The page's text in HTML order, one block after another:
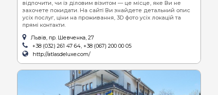
відпочити, чи із діловим візитом — це місце, яке Ви не
захочете покидати. На сайті Ви знайдете детальний опис
усіх послуг, ціни на проживання, 3D фото усіх локацій та
прямі контакти.
Львів, пр. Шевченка, 27
+38 (032) 261 47 64, +38 (067) 200 00 05
http://atlasdeluxe.com/